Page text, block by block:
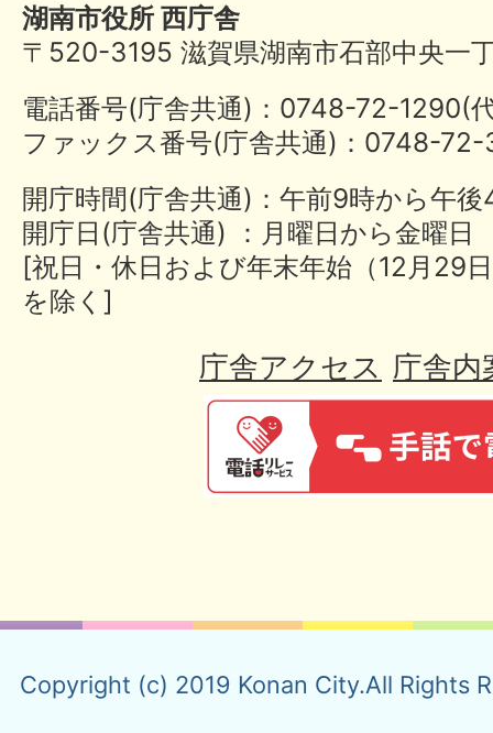
湖南市役所 西庁舎
〒520-3195 滋賀県湖南市石部中央一
電話番号(庁舎共通)：0748-72-
ファックス番号(庁舎共通)：0748-
開庁時間(庁舎共通)：午前9時から午
開庁日(庁舎共通) ：月曜日から金曜日
[祝日・休日および年末年始（12月29
を除く]
庁舎アクセス 庁舎内
Copyright (c) 2019 Konan City.All Rights